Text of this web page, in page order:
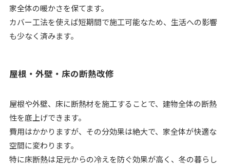
家全体の暖かさを保てます。
カバー工法を使えば短期間で施工可能なため、生活への影響
も少なく済みます。
屋根・外壁・床の断熱改修
屋根や外壁、床に断熱材を施工することで、建物全体の断熱
性を底上げできます。
費用はかかりますが、その分効果は絶大で、家全体が快適な
空間に変わります。
特に床断熱は足元からの冷えを防ぐ効果が高く、冬の暮らし